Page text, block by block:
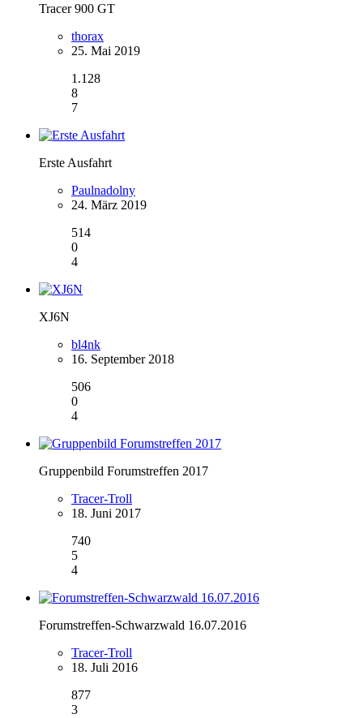
Tracer 900 GT
thorax
25. Mai 2019
1.128
8
7
Erste Ausfahrt
Paulnadolny
24. März 2019
514
0
4
XJ6N
bl4nk
16. September 2018
506
0
4
Gruppenbild Forumstreffen 2017
Tracer-Troll
18. Juni 2017
740
5
4
Forumstreffen-Schwarzwald 16.07.2016
Tracer-Troll
18. Juli 2016
877
3